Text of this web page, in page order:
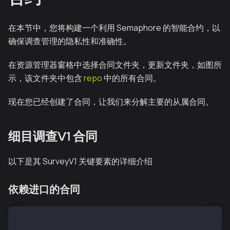
在本节中，您将构建一个利用 Semaphore 的智能合约，以
确保调查管理的隐私性和准确性。
在资源管理器窗格中选择合同文件夹，更新文件夹，如图所
示，该文件夹中包含repo 中的所有合同。
现在您已经创建了合同，让我们来分解主要的从属合同。
细目调查V1 合同
以下是其 SurveyV1 关键要素的详细介绍
依赖进口的合同